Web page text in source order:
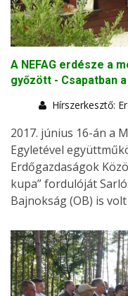
A NEFAG erdésze a
győzött - Csapatban
Hírszerkesztő:
2017. június 16-án a
Egyletével
Erdőgazdaságok
kupa” fordulóját
Bajnokság (OB) is